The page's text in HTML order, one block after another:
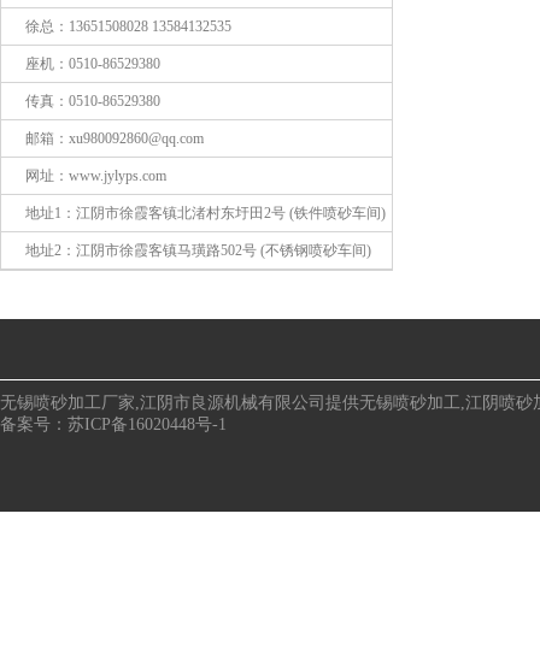
徐总：13651508028 13584132535
座机：0510-86529380
传真：0510-86529380
邮箱：xu980092860@qq.com
网址：www.jylyps.com
地址1：江阴市徐霞客镇北渚村东圩田2号 (铁件喷砂车间)
地址2：江阴市徐霞客镇马璜路502号 (不锈钢喷砂车间)
无锡喷砂加工厂家,江阴市良源机械有限公司提供无锡喷砂加工,江阴喷砂
备案号： 苏ICP备16020448号-1